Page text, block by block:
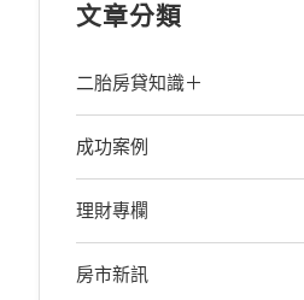
文章分類
二胎房貸知識＋
成功案例
理財專欄
房市新訊